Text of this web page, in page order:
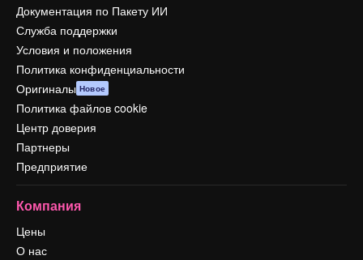
Документация по Пакету ИИ
Служба поддержки
Условия и положения
Политика конфиденциальности
Оригиналы Новое
Политика файлов cookie
Центр доверия
Партнеры
Предприятие
Компания
Цены
О нас